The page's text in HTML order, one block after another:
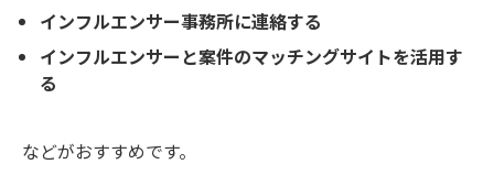
インフルエンサー事務所に連絡する
インフルエンサーと案件のマッチングサイトを活用す
る
などがおすすめです。